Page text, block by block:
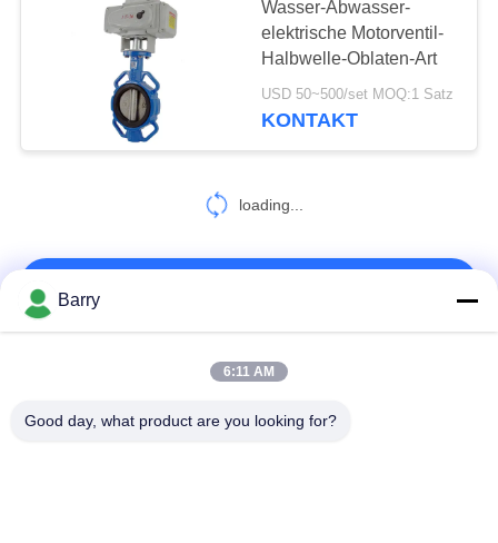
DATENSCHUTZERKLÄRUNG
Wasser-Abwasser-
elektrische Motorventil-
Halbwelle-Oblaten-Art
USD 50~500/set MOQ:1 Satz
KONTAKT
loading...
Beliebte Kategorien
Barry
6:11 AM
Good day, what product are you looking for?